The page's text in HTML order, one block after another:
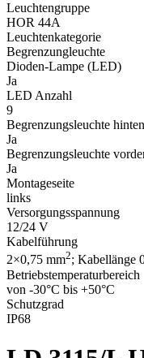
Leuchtengruppe
HOR 44A
Leuchtenkategorie
Begrenzungleuchte
Dioden-Lampe (LED)
Ja
LED Anzahl
9
Begrenzungsleuchte hinten
Ja
Begrenzungsleuchte
Ja
Montageseite
links
Versorgungsspannung
12/24 V
Kabelführung
2×0,75 mm2; Kabellänge
Betriebstemperaturbereich
von -30°C bis +50°C
Schutzgrad
IP68